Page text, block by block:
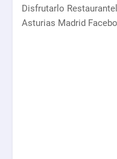
Disfrutarlo
Asturias Madrid